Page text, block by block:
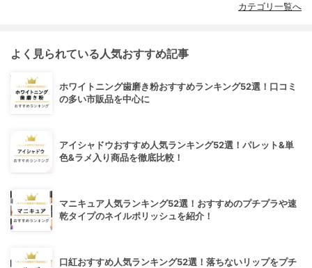
カテゴリ一覧へ
よく見られている人気おすすめ記事
ホワイトニング歯磨き粉おすすめランキング52選！口コミ
の多い市販品を中心に
アイシャドウおすすめ人気ランキング52選！パレット&単
色&ラメ入り商品を徹底比較！
マニキュア人気ランキング52選！おすすめのプチプラや速
乾タイプのネイルポリッシュを紹介！
口紅おすすめ人気ランキング52選！落ちないリップをプチ